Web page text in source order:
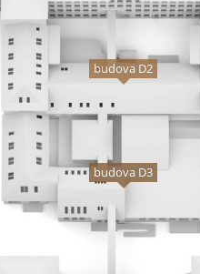
budova D2
budova D3